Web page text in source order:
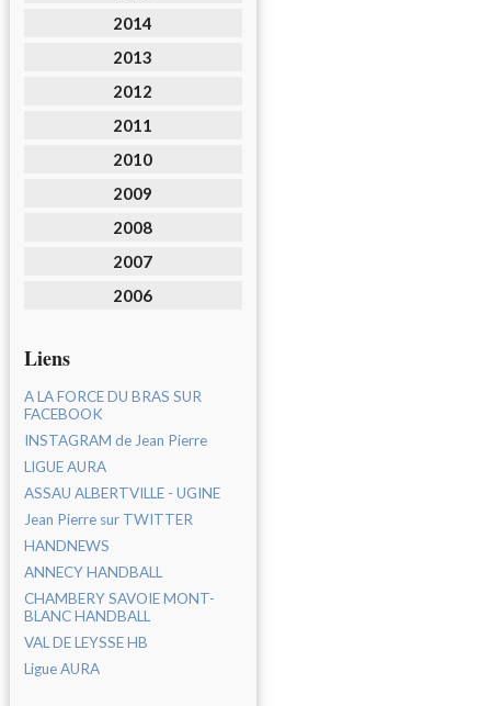
2014
2013
2012
2011
2010
2009
2008
2007
2006
Liens
A LA FORCE DU BRAS SUR
FACEBOOK
INSTAGRAM de Jean Pierre
LIGUE AURA
ASSAU ALBERTVILLE - UGINE
Jean Pierre sur TWITTER
HANDNEWS
ANNECY HANDBALL
CHAMBERY SAVOIE MONT-
BLANC HANDBALL
VAL DE LEYSSE HB
Ligue AURA